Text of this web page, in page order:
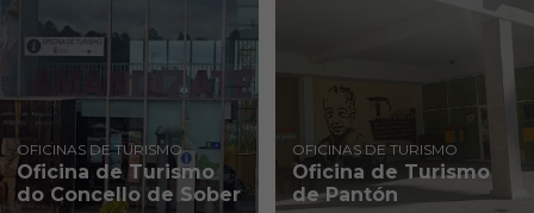
OFICINAS DE TURISMO
Oficina de Turismo
do Concello de Sober
OFICINAS DE TURISMO
Oficina de Turismo
de Pantón